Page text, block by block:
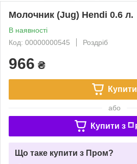
Молочник (Jug) Hendi 0.6 л.
В наявності
Код: 00000000545
Роздріб
966 ₴
Купити
або
Купити з
Що таке купити з Пром?